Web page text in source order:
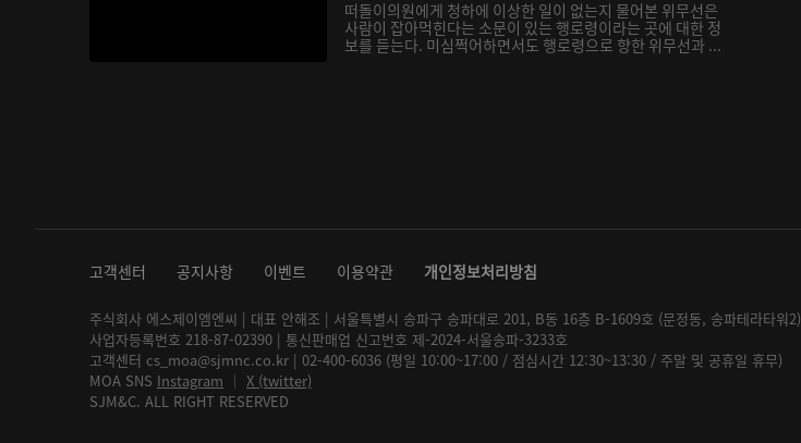
떠돌이의원에게 청하에 이상한 일이 없는지 물어본 위무선은
사람이 잡아먹힌다는 소문이 있는 행로령이라는 곳에 대한 정
보를 듣는다. 미심쩍어하면서도 행로령으로 향한 위무선과 ...
고객센터 공지사항 이벤트 이용약관 개인정보처리방침
주식회사 에스제이엠엔씨 | 대표 안해조 | 서울특별시 송파구 송파대로 201, B동 16층 B-1609호 (문정동, 송파테라타워2)
사업자등록번호 218-87-02390 | 통신판매업 신고번호 제-2024-서울송파-3233호
고객센터 cs_moa@sjmnc.co.kr | 02-400-6036 (평일 10:00~17:00 / 점심시간 12:30~13:30 / 주말 및 공휴일 휴무)
MOA SNS Instagram │ X (twitter)
SJM&C. ALL RIGHT RESERVED